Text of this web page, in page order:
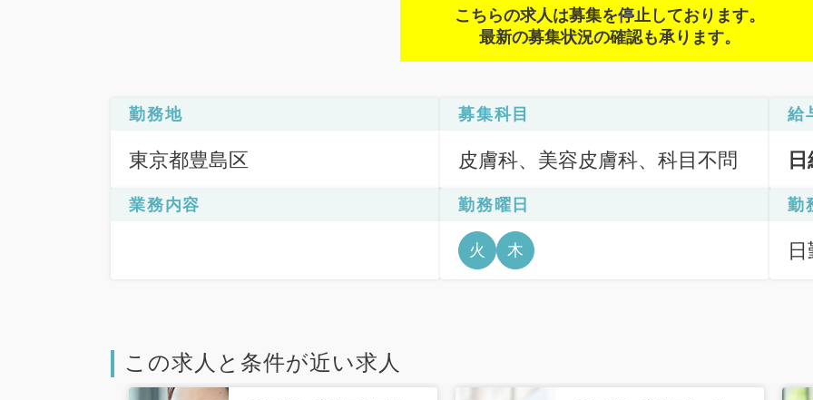
こちらの求人は募集を停止しております。
最新の募集状況の確認も承ります。
勤務地
東京都豊島区
募集科目
皮膚科、美容皮膚科、科目不問
給
業務内容 勤務曜日
火 木
勤
この求人と条件が近い求人